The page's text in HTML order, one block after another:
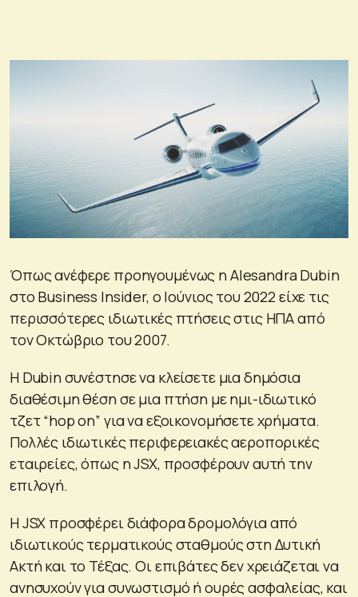
Όπως ανέφερε προηγουμένως η Alesandra Dubin
στο Business Insider, ο Ιούνιος του 2022 είχε τις
περισσότερες ιδιωτικές πτήσεις στις ΗΠΑ από
τον Οκτώβριο του 2007.
Η Dubin συνέστησε να κλείσετε μια δημόσια
διαθέσιμη θέση σε μια πτήση με ημι-ιδιωτικό
τζετ “hop on” για να εξοικονομήσετε χρήματα.
Πολλές ιδιωτικές περιφερειακές αεροπορικές
εταιρείες, όπως η JSX, προσφέρουν αυτή την
επιλογή.
Η JSX προσφέρει διάφορα δρομολόγια από
ιδιωτικούς τερματικούς σταθμούς στη Δυτική
Ακτή και το Τέξας. Οι επιβάτες δεν χρειάζεται να
ανησυχούν για συνωστισμό ή ουρές ασφαλείας, και